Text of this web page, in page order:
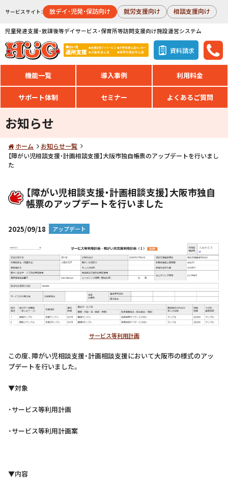
サービスサイト： 放デイ・児発・保訪向け 就労支援向け 相談支援向け
児童発達支援・放課後等デイサービス・保育所等訪問支援向け施設運営システム
資料請求
機能一覧 導入事例 利用料金
サポート体制 セミナー よくあるご質問
お知らせ
ホーム
お知らせ一覧
【障がい児相談支援・計画相談支援】大阪市独自帳票のアップデートを行いまし
た
【障がい児相談支援・計画相談支援】大阪市独自
帳票のアップデートを行いました
2025/09/18 アップデート
サービス等利用計画
この度、障がい児相談支援・計画相談支援において大阪市の様式のアッ
プデートを行いました。
▼対象
・サービス等利用計画
・サービス等利用計画案
▼内容